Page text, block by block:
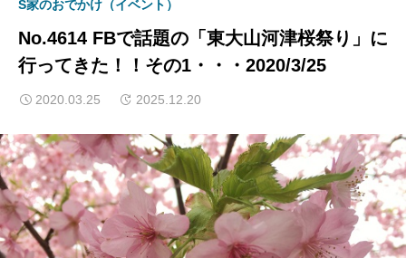
S家のおでかけ（イベント）
No.4614 FBで話題の「東大山河津桜祭り」に
行ってきた！！その1・・・2020/3/25
2020.03.25 2025.12.20